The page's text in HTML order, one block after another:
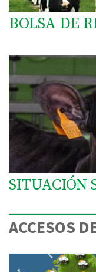
BOLSA DE
SITUACIÓN
ACCESOS